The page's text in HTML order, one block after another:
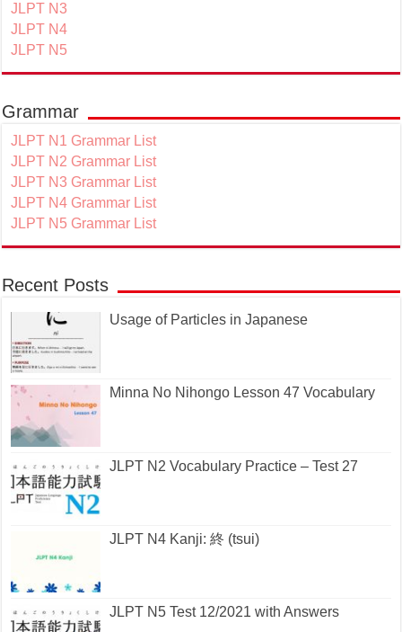
JLPT N3
JLPT N4
JLPT N5
Grammar
JLPT N1 Grammar List
JLPT N2 Grammar List
JLPT N3 Grammar List
JLPT N4 Grammar List
JLPT N5 Grammar List
Recent Posts
Usage of Particles in Japanese
Minna No Nihongo Lesson 47 Vocabulary
JLPT N2 Vocabulary Practice – Test 27
JLPT N4 Kanji: 終 (tsui)
JLPT N5 Test 12/2021 with Answers